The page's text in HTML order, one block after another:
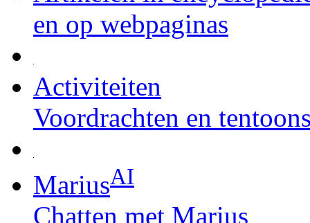
en op webpaginas
Activiteiten
Voordrachten en
MariusAI
Chatten met Marius